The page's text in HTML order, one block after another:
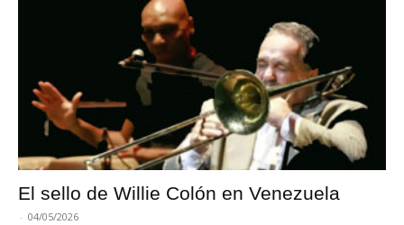
El sello de Willie Colón en Venezuela
- 04/05/2026